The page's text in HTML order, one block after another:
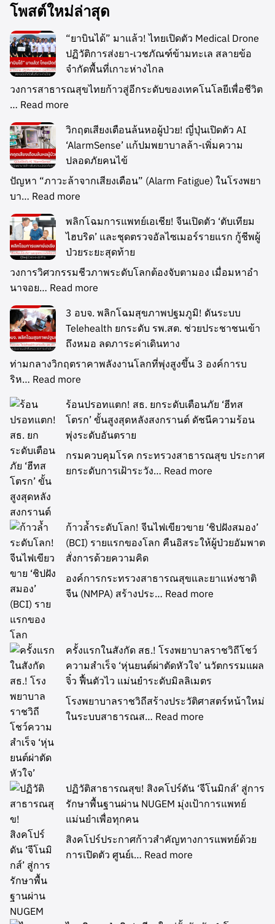
โพสต์ใหม่ล่าสุด
“ยาบินได้” มาแล้ว! ไทยเปิดตัว Medical Drone
ปฏิวัติการส่งยา-เวชภัณฑ์ข้ามทะเล สลายข้อ
จำกัดพื้นที่เกาะห่างไกล
วงการสาธารณสุขไทยก้าวสู่อีกระดับของเทคโนโลยีเพื่อชีวิต
… Read more
วิกฤตเสียงเตือนล้นหอผู้ป่วย! ญี่ปุ่นเปิดตัว AI
‘AlarmSense’ แก้ปมพยาบาลล้า-เพิ่มความ
ปลอดภัยคนไข้
ปัญหา “ภาวะล้าจากเสียงเตือน” (Alarm Fatigue) ในโรงพยา
บา… Read more
พลิกโฉมการแพทย์เอเชีย! จีนเปิดตัว ‘ตับเทียม
ไฮบริด’ และชุดตรวจอัลไซเมอร์รายแรก กู้ชีพผู้
ป่วยระยะสุดท้าย
วงการวิศวกรรมชีวภาพระดับโลกต้องจับตามอง เมื่อมหาอำ
นาจอย… Read more
3 อบจ. พลิกโฉมสุขภาพปฐมภูมิ! ดันระบบ
Telehealth ยกระดับ รพ.สต. ช่วยประชาชนเข้า
ถึงหมอ ลดภาระค่าเดินทาง
ท่ามกลางวิกฤตราคาพลังงานโลกที่พุ่งสูงขึ้น 3 องค์การบ
ริห… Read more
ร้อนปรอทแตก! สธ. ยกระดับเตือนภัย ‘ฮีทส
โตรก’ ขั้นสูงสุดหลังสงกรานต์ ดัชนีความร้อน
พุ่งระดับอันตราย
กรมควบคุมโรค กระทรวงสาธารณสุข ประกาศ
ยกระดับการเฝ้าระวัง… Read more
ก้าวล้ำระดับโลก! จีนไฟเขียวขาย ‘ชิปฝังสมอง’
(BCI) รายแรกของโลก คืนอิสระให้ผู้ป่วยอัมพาต
สั่งการด้วยความคิด
องค์การกระทรวงสาธารณสุขและยาแห่งชาติ
จีน (NMPA) สร้างประ… Read more
ครั้งแรกในสังกัด สธ.! โรงพยาบาลราชวิถีโชว์
ความสำเร็จ ‘หุ่นยนต์ผ่าตัดหัวใจ’ นวัตกรรมแผล
จิ๋ว ฟื้นตัวไว แม่นยำระดับมิลลิเมตร
โรงพยาบาลราชวิถีสร้างประวัติศาสตร์หน้าใหม่
ในระบบสาธารณส… Read more
ปฏิวัติสาธารณสุข! สิงคโปร์ดัน ‘จีโนมิกส์’ สู่การ
รักษาพื้นฐานผ่าน NUGEM มุ่งเป้าการแพทย์
แม่นยำเพื่อทุกคน
สิงคโปร์ประกาศก้าวสำคัญทางการแพทย์ด้วย
การเปิดตัว ศูนย์เ… Read more